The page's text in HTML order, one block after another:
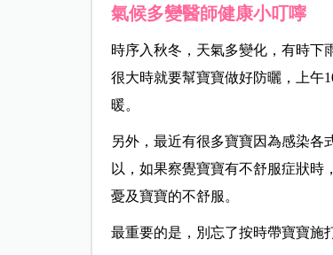
氣候多變醫師健康小叮嚀
時序入秋冬，天氣多變化，有時下
很大時就要幫寶寶做好防曬，上午
暖。
另外，最近有很多寶寶因為感染各
以，如果察覺寶寶有不舒服症狀
憂及寶寶的不舒服。
最重要的是，別忘了按時帶寶寶施